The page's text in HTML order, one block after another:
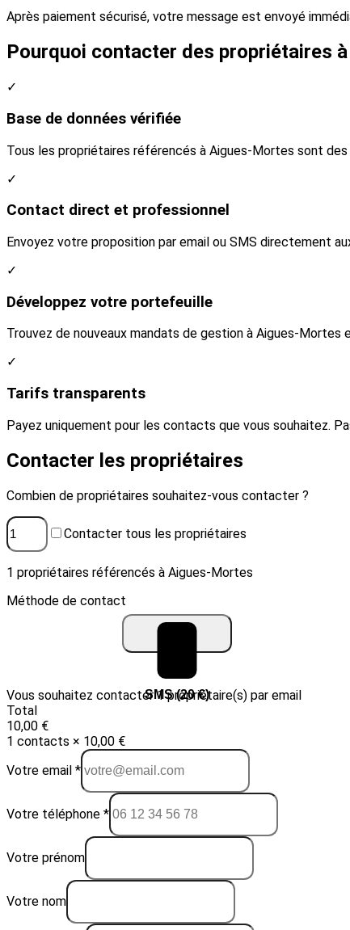
Après paiement sécurisé, votre message est envoyé
Pourquoi contacter des propriétaires
✓
Base de données vérifiée
Tous les propriétaires référencés à Aigues-Mortes sont
✓
Contact direct et professionnel
Envoyez votre proposition par email ou SMS directement
✓
Développez votre portefeuille
Trouvez de nouveaux mandats de gestion à Aigues-
✓
Tarifs transparents
Payez uniquement pour les contacts que vous souhaitez.
Contacter les propriétaires
Combien de propriétaires souhaitez-vous contacter ?
Contacter tous les propriétaires
1 propriétaires référencés à Aigues-Mortes
Méthode de contact
Email (10 €) SMS (20 €)
Vous souhaitez contacter 1 propriétaire(s) par email
Total
10,00 €
1 contacts × 10,00 €
Votre email *
Votre téléphone *
Votre prénom
Votre nom